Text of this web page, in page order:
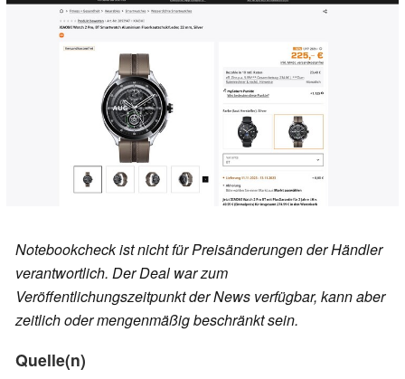
Notebookcheck ist nicht für Preisänderungen der Händler
verantwortlich. Der Deal war zum
Veröffentlichungszeitpunkt der News verfügbar, kann aber
zeitlich oder mengenmäßig beschränkt sein.
Quelle(n)